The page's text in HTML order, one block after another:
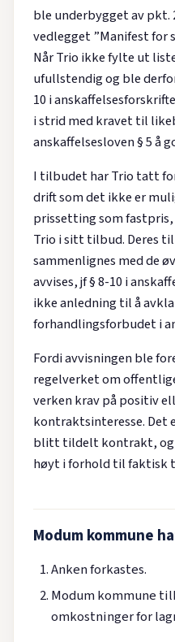
ble underbygget av pkt.
vedlegget ”Manifest for
Når Trio ikke fylte ut
ufullstendig og ble
10 i
i strid med kravet til
anskaffelsesloven § 5 å
I tilbudet har Trio tatt
drift som det ikke er
prissetting som
Trio i sitt tilbud. Deres
sammenlignes med de
avvises, jf § 8-10 i
ikke anledning til å
forhandlingsforbudet i
Fordi avvisningen ble
regelverket om
verken krav på positiv
kontraktsinteresse. Det
blitt tildelt kontrakt, og
høyt i forhold til faktisk
Modum kommune
Anken forkastes.
Modum kommune
omkostninger for